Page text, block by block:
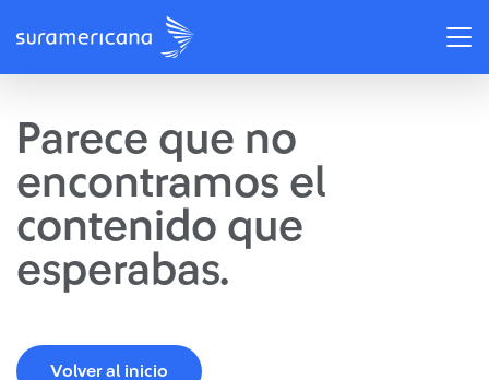
Parece que no
encontramos el
contenido que
esperabas.
Volver al inicio